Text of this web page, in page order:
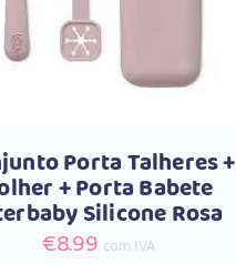
Porta Talheres +
+ Porta Babete
Silicone Rosa
€8.99 com IVA